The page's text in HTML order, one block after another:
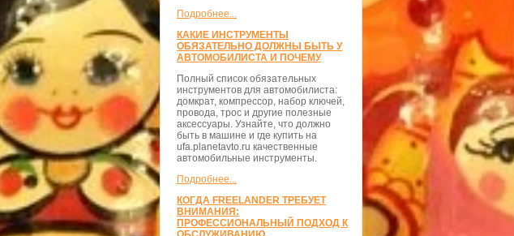
Подробнее...
КАКИЕ ИНСТРУМЕНТЫ
ОБЯЗАТЕЛЬНО ДОЛЖНЫ БЫТЬ У
АВТОМОБИЛИСТА И ПОЧЕМУ
Полный список обязательных
инструментов для автомобилиста:
домкрат, компрессор, набор ключей,
провода, трос и другие полезные
аксессуары. Узнайте, что должно
быть в машине и где купить на
ufa.planetavto.ru качественные
автомобильные инструменты.
Подробнее...
КОГДА FREELANDER ТРЕБУЕТ
ВНИМАНИЯ:
ПРОФЕССИОНАЛЬНЫЙ ПОДХОД К